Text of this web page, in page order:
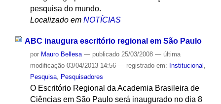
pesquisa do mundo.
Localizado em NOTÍCIAS
ABC inaugura escritório regional em São Paulo
por Mauro Bellesa — publicado25/03/2008 — última
modificação03/04/2013 14:56 — registrado em: Institucional
Pesquisa, Pesquisadores
O Escritório Regional da Academia Brasileira de
Ciências em São Paulo será inaugurado no dia 8